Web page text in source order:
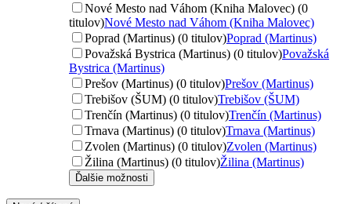
Nové Mesto nad Váhom (Kniha Malovec) (0
titulov)Nové Mesto nad Váhom (Kniha Malovec)
Poprad (Martinus) (0 titulov)Poprad (Martinus)
Považská Bystrica (Martinus) (0 titulov)Považská
Bystrica (Martinus)
Prešov (Martinus) (0 titulov)Prešov (Martinus)
Trebišov (ŠUM) (0 titulov)Trebišov (ŠUM)
Trenčín (Martinus) (0 titulov)Trenčín (Martinus)
Trnava (Martinus) (0 titulov)Trnava (Martinus)
Zvolen (Martinus) (0 titulov)Zvolen (Martinus)
Žilina (Martinus) (0 titulov)Žilina (Martinus)
Ďalšie možnosti